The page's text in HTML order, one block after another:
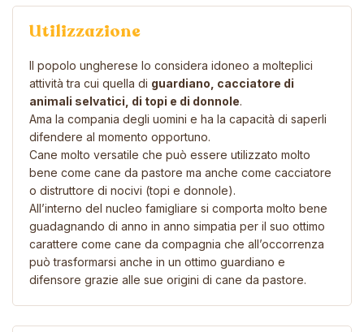
Utilizzazione
Il popolo ungherese lo considera idoneo a molteplici
attività tra cui quella di guardiano, cacciatore di
animali selvatici, di topi e di donnole.
Ama la compania degli uomini e ha la capacità di saperli
difendere al momento opportuno.
Cane molto versatile che può essere utilizzato molto
bene come cane da pastore ma anche come cacciatore
o distruttore di nocivi (topi e donnole).
All’interno del nucleo famigliare si comporta molto bene
guadagnando di anno in anno simpatia per il suo ottimo
carattere come cane da compagnia che all’occorrenza
può trasformarsi anche in un ottimo guardiano e
difensore grazie alle sue origini di cane da pastore.